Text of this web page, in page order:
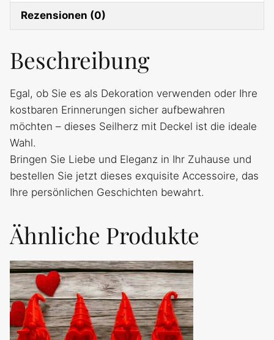
Rezensionen (0)
Beschreibung
Egal, ob Sie es als Dekoration verwenden oder Ihre
kostbaren Erinnerungen sicher aufbewahren
möchten – dieses Seilherz mit Deckel ist die ideale
Wahl.
Bringen Sie Liebe und Eleganz in Ihr Zuhause und
bestellen Sie jetzt dieses exquisite Accessoire, das
Ihre persönlichen Geschichten bewahrt.
Ähnliche Produkte